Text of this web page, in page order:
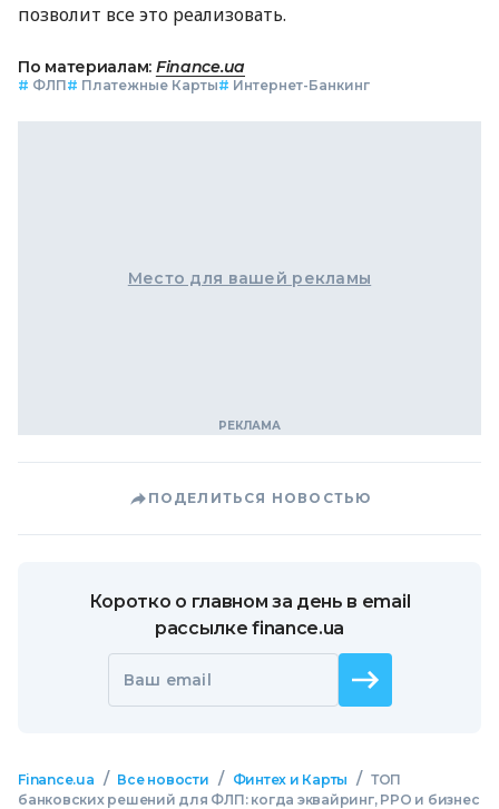
позволит все это реализовать.
По материалам: Finance.ua
# ФЛП# Платежные Карты# Интернет-Банкинг
Место для вашей рекламы
ПОДЕЛИТЬСЯ НОВОСТЬЮ
Коротко о главном за день в email
рассылке finance.ua
Ваш email
Finance.ua / Все новости / Финтех и Карты / ТОП
банковских решений для ФЛП: когда эквайринг, РРО и бизнес